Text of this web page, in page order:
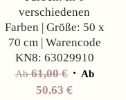
verschiedenen
Farben | Größe: 50 x
70 cm | Warencode
KN8: 63029910
Ab61,00€ Ab
50,63€